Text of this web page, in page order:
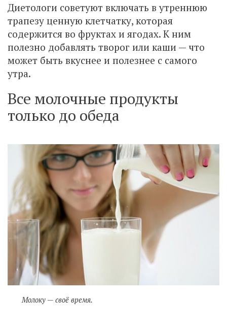
Диетологи советуют включать в утреннюю
трапезу ценную клетчатку, которая
содержится во фруктах и ягодах. К ним
полезно добавлять творог или каши — что
может быть вкуснее и полезнее с самого
утра.
Все молочные продукты
только до обеда
Молоку — своё время.